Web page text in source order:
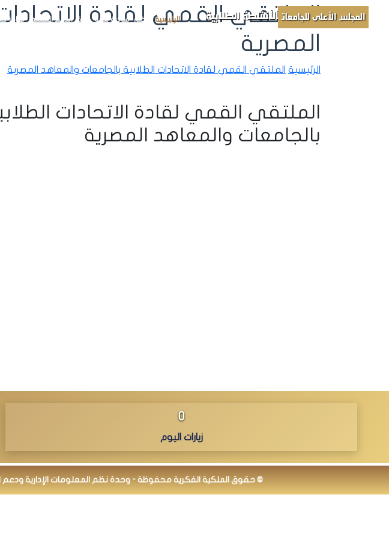
المجلس الأعلى للجامعات الأنشطة الطلابية الرئيسية الأخبار مبادرة بداية مراكز الدعم النفسي مراكز
الملتقي القمي لقادة
المصرية
الرئيسية الملتقي القمي لقادة الاتحادات الطلابية بالجامعات والمعاهد المصرية
الملتقي القمي لقادة الاتحادات
بالجامعات والمعاهد المصرية
0
زيارات اليوم
© حقوق الملكية الفكرية محفوظة - وحدة نظم المعلومات الإدارية ودعم